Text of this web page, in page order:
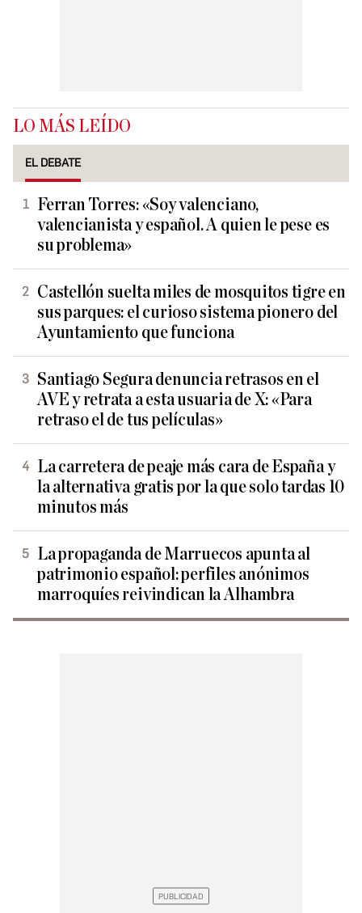
LO MÁS LEÍDO
EL DEBATE
Ferran Torres: «Soy valenciano,
valencianista y español. A quien le pese es
su problema»
Castellón suelta miles de mosquitos tigre en
sus parques: el curioso sistema pionero del
Ayuntamiento que funciona
Santiago Segura denuncia retrasos en el
AVE y retrata a esta usuaria de X: «Para
retraso el de tus películas»
La carretera de peaje más cara de España y
la alternativa gratis por la que solo tardas 10
minutos más
La propaganda de Marruecos apunta al
patrimonio español: perfiles anónimos
marroquíes reivindican la Alhambra